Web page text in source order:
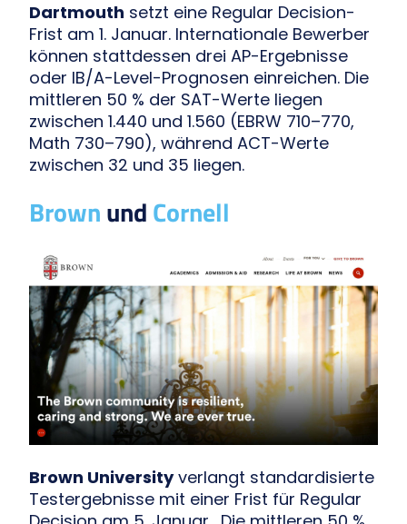
Dartmouth setzt eine Regular Decision-
Frist am 1. Januar. Internationale Bewerber
können stattdessen drei AP-Ergebnisse
oder IB/A-Level-Prognosen einreichen. Die
mittleren 50 % der SAT-Werte liegen
zwischen 1.440 und 1.560 (EBRW 710–770,
Math 730–790), während ACT-Werte
zwischen 32 und 35 liegen.
BrownundCornell
Brown Universityverlangt standardisierte
Testergebnisse mit einer Frist für Regular